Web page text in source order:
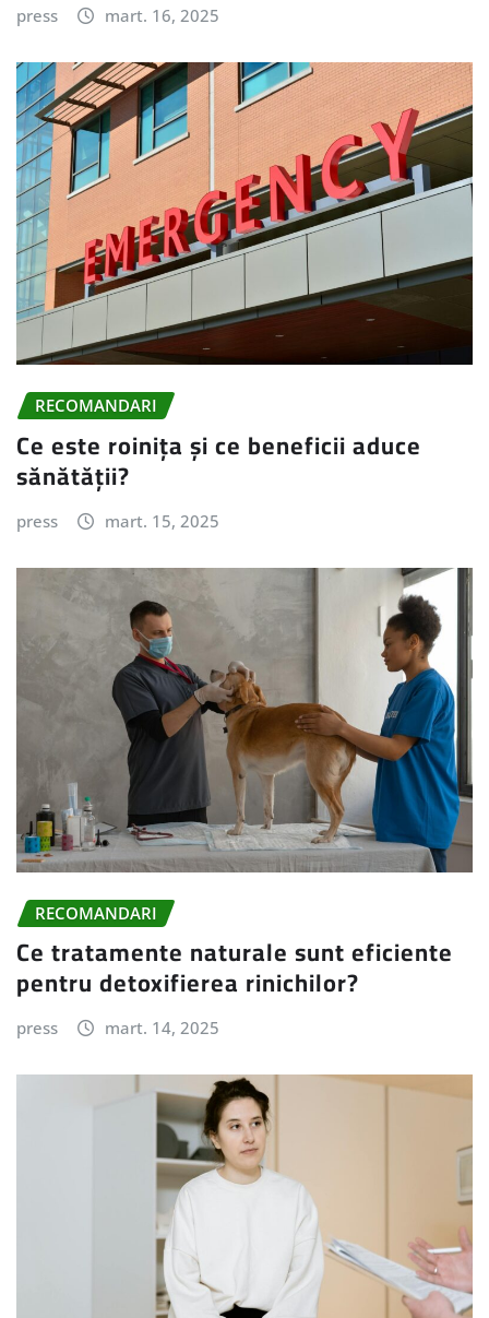
press mart. 16, 2025
RECOMANDARI
Ce este roinița și ce beneficii aduce
sănătății?
press mart. 15, 2025
RECOMANDARI
Ce tratamente naturale sunt eficiente
pentru detoxifierea rinichilor?
press mart. 14, 2025